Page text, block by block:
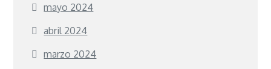
mayo 2024
abril 2024
marzo 2024